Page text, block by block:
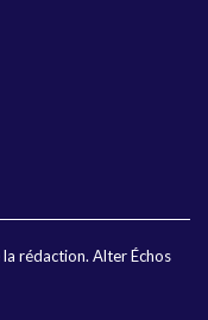
rédaction. Alter Échos